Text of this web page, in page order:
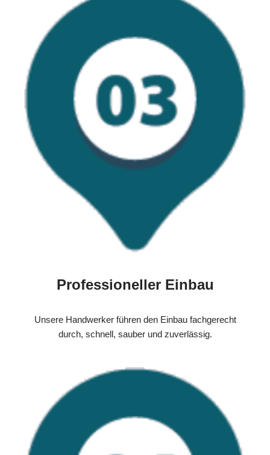
Professioneller Einbau
Unsere Handwerker führen den Einbau fachgerecht
durch, schnell, sauber und zuverlässig.